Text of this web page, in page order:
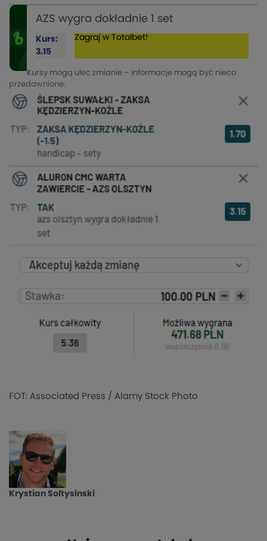
AZS wygra dokładnie 1 set
Kurs:
3.15
Zagraj w Totalbet!
Kursy mogą ulec zmianie – informacje mogą być nieco
przedawnione.
FOT: Associated Press / Alamy Stock Photo
Krystian Soltysinski